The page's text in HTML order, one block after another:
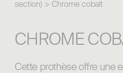
section) > Chrome cobalt
CHROME
Cette prothèse offre une